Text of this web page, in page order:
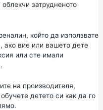
затрудненото
който да използвате
ако вие или вашето дете
или сте имали
на производителя,
детето си как да го